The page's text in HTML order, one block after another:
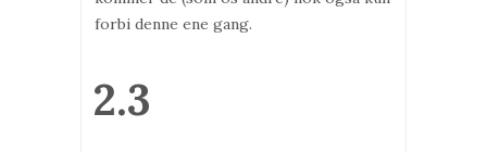
forbi denne ene gang.
2.3